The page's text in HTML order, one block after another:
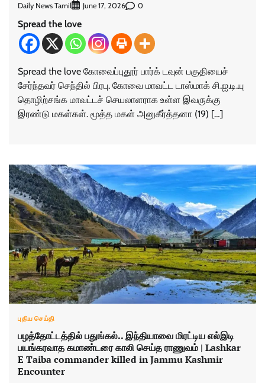
Daily News Tamil June 17, 2026 0
Spread the love
Spread the love கோவைப்புதூர் பார்க் டவுன் பகுதியைச்
சேர்ந்தவர் செந்தில் பிரபு. கோவை மாவட்ட டாஸ்மாக் சி.ஐ.டி.யு
தொழிற்சங்க மாவட்டச் செயலாளராக உள்ள இவருக்கு
இரண்டு மகள்கள். மூத்த மகள் அனுகீர்த்தனா (19) […]
புதிய செய்தி
பழத்தோட்டத்தில் பதுங்கல்.. இந்தியாவை மிரட்டிய எல்இடி
பயங்கரவாத கமாண்டரை காலி செய்த ராணுவம் | Lashkar
E Taiba commander killed in Jammu Kashmir
Encounter